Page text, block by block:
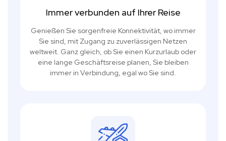
Immer verbunden auf Ihrer Reise
Genießen Sie sorgenfreie Konnektivität, wo immer
Sie sind, mit Zugang zu zuverlässigen Netzen
weltweit. Ganz gleich, ob Sie einen Kurzurlaub oder
eine lange Geschäftsreise planen, Sie bleiben
immer in Verbindung, egal wo Sie sind.